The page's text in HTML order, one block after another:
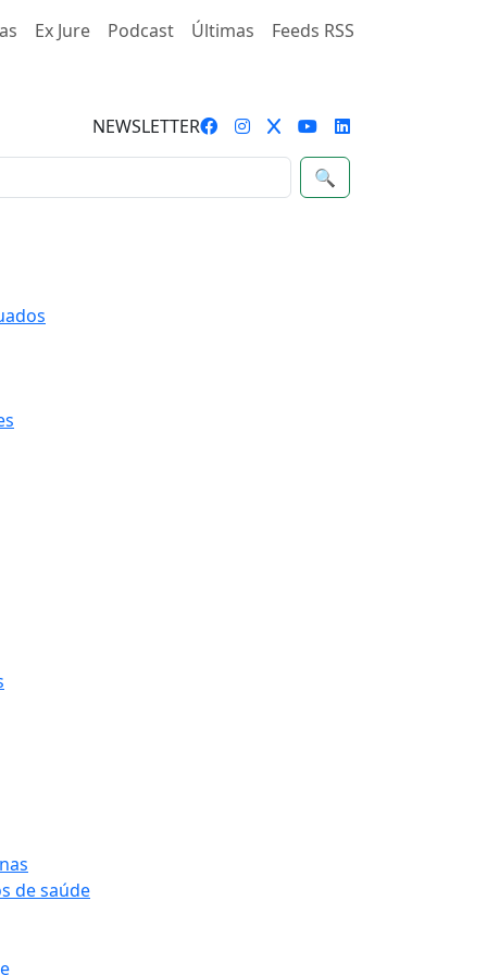
Ex Jure Podcast Últimas Feeds RSS
NEWSLETTER
🔍
de saúde